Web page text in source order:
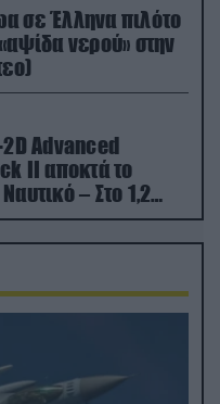
σε Έλληνα πιλότο
νερού» στην
2D Advanced
II αποκτά το
– Στο 1,2
κόστος